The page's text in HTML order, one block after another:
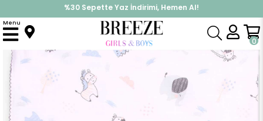
%30 Sepette Yaz İndirimi, Hemen Al!
İndirimlere ek %10 İndirimi Kap, Hemen Üye Ol!
0
Menu
Anasayfa Battaniye